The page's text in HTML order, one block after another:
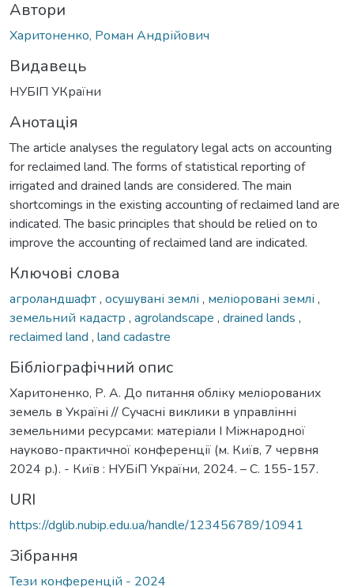
Автори
Харитоненко, Роман Андрійович
Видавець
НУБІП УКраїни
Анотація
The article analyses the regulatory legal acts on accounting
for reclaimed land. The forms of statistical reporting of
irrigated and drained lands are considered. The main
shortcomings in the existing accounting of reclaimed land are
indicated. The basic principles that should be relied on to
improve the accounting of reclaimed land are indicated.
Ключові слова
агроландшафт, осушувані землі , меліоровані землі ,
земельний кадастр , agrolandscape , drained lands ,
reclaimed land , land cadastre
Бібліографічний опис
Харитоненко, Р. А. До питання обліку меліорованих
земель в Україні // Сучасні виклики в управлінні
земельними ресурсами: матеріали І Міжнародної
науково-практичної конференції (м. Київ, 7 червня
2024 р.). - Київ : НУБіП України, 2024. – С. 155-157.
URI
https://dglib.nubip.edu.ua/handle/123456789/10941
Зібрання
Тези конференцій - 2024